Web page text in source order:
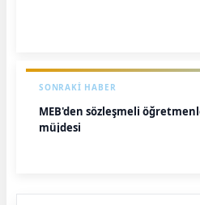
SONRAKI HABER
MEB'den sözleşmeli
müjdesi